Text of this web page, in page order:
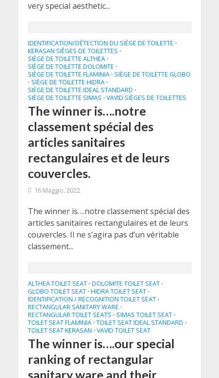
very special aesthetic...
IDENTIFICATION/DÉTECTION DU SIÈGE DE TOILETTE •
KERASAN SIÈGES DE TOILETTES •
SIÈGE DE TOILETTE ALTHEA •
SIÈGE DE TOILETTE DOLOMITE •
SIÈGE DE TOILETTE FLAMINIA • SIÈGE DE TOILETTE GLOBO
• SIÈGE DE TOILETTE HIDRA •
SIÈGE DE TOILETTE IDEAL STANDARD •
SIÈGE DE TOILETTE SIMAS • VAVID SIÈGES DE TOILETTES
The winner is….notre
classement spécial des
articles sanitaires
rectangulaires et de leurs
couvercles.
16 Maggio, 2022
The winner is….notre classement spécial des
articles sanitaires rectangulaires et de leurs
couvercles. Il ne s’agira pas d’un véritable
classement...
ALTHEA TOILET SEAT • DOLOMITE TOILET SEAT •
GLOBO TOILET SEAT • HIDRA TOILET SEAT •
IDENTIFICATION / RECOGNITION TOILET SEAT •
RECTANGULAR SANITARY WARE •
RECTANGULAR TOILET SEATS • SIMAS TOILET SEAT •
TOILET SEAT FLAMINIA • TOILET SEAT IDEAL STANDARD •
TOILET SEAT KERASAN • VAVID TOILET SEAT
The winner is….our special
ranking of rectangular
sanitary ware and their